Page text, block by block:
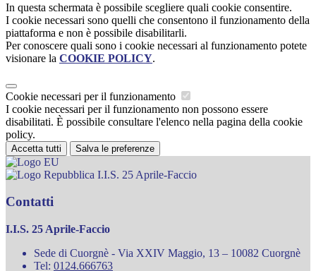
In questa schermata è possibile scegliere quali cookie consentire.
I cookie necessari sono quelli che consentono il funzionamento della
piattaforma e non è possibile disabilitarli.
Per conoscere quali sono i cookie necessari al funzionamento potete
visionare la COOKIE POLICY.
Cookie necessari per il funzionamento
I cookie necessari per il funzionamento non possono essere
disabilitati. È possibile consultare l'elenco nella pagina della cookie
policy.
Accetta tutti Salva le preferenze
I.I.S. 25 Aprile-Faccio
Contatti
I.I.S. 25 Aprile-Faccio
Sede di Cuorgnè - Via XXIV Maggio, 13 – 10082 Cuorgnè
Tel: 0124.666763